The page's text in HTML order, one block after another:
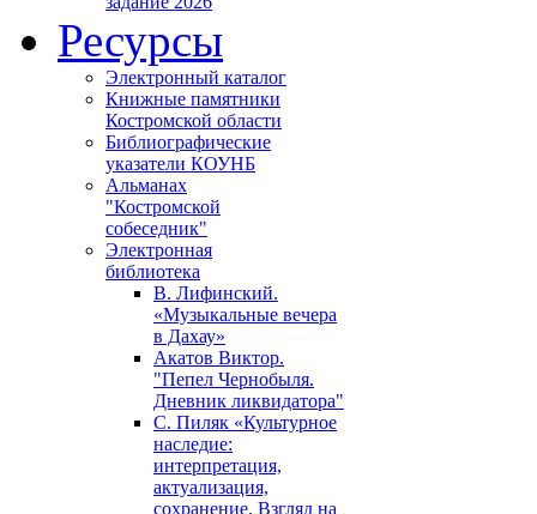
Ресурсы
Электронный каталог
Книжные памятники
Костромской области
Библиографические
указатели КОУНБ
Альманах
"Костромской
собеседник"
Электронная
библиотека
В. Лифинский.
«Музыкальные вечера
в Дахау»
Акатов Виктор.
"Пепел Чернобыля.
Дневник ликвидатора"
С. Пиляк «Культурное
наследие:
интерпретация,
актуализация,
сохранение. Взгляд на